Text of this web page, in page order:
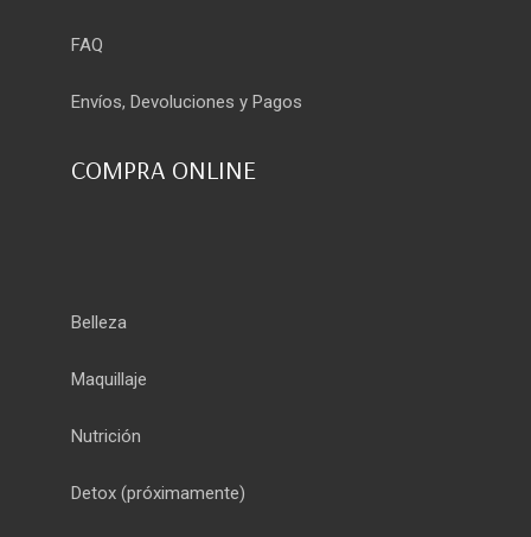
FAQ
Envíos, Devoluciones y Pagos
COMPRA ONLINE
Belleza
Maquillaje
Nutrición
Detox (próximamente)